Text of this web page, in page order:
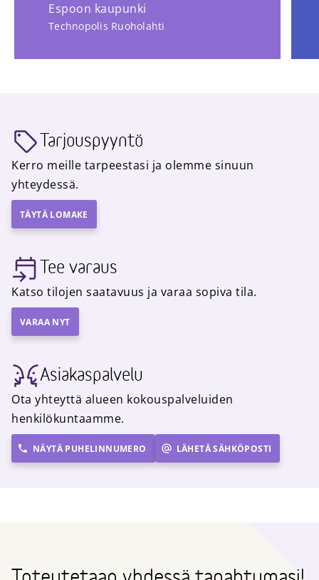
Espoon kaupunki
Technopolis Ruoholahti
Tarjouspyyntö
Kerro meille tarpeestasi ja olemme sinuun
yhteydessä.
TÄYTÄ LOMAKE
Tee varaus
Katso tilojen saatavuus ja varaa sopiva tila.
VARAA NYT
Asiakaspalvelu
Ota yhteyttä alueen kokouspalveluiden
henkilökuntaamme.
NÄYTÄ PUHELINNUMERO LÄHETÄ SÄHKÖPOSTI